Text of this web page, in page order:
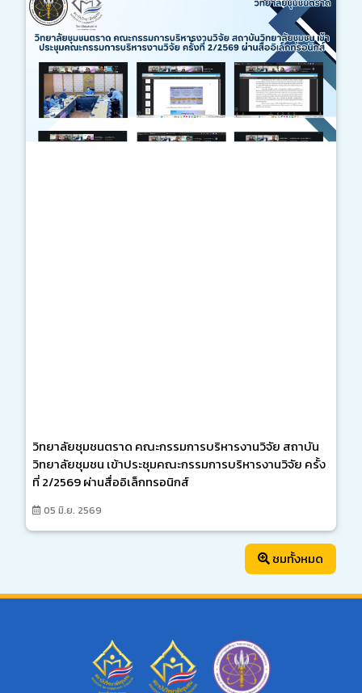
วิทยาลัยชุมชนตราด คณะกรรมการบริหารงานวิจัย สถาบัน
วิทยาลัยชุมชน เข้าประชุมคณะกรรมการบริหารงานวิจัย ครั้ง
ที่ 2/2569 ผ่านสื่ออิเล็กทรอนิกส์
05 มิ.ย. 2569
ชมทั้งหมด